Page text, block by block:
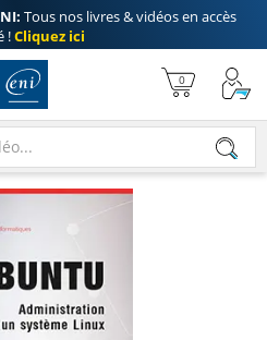
Tous nos livres & vidéos en accès
!Cliquez ici